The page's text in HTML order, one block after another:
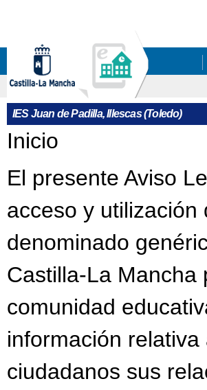
IES Juan de Padilla, Illescas (Toledo)
Se encuentra usted aquí
Inicio
El presente Aviso
acceso y utilización
denominado
Castilla-La Mancha
comunidad
información
ciudadanos sus